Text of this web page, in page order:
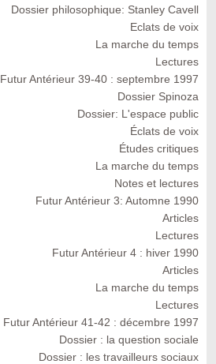
Dossier philosophique: Stanley Cavell
Eclats de voix
La marche du temps
Lectures
Futur Antérieur 39-40 : septembre 1997
Dossier Spinoza
Dossier: L'espace public
Éclats de voix
Études critiques
La marche du temps
Notes et lectures
Futur Antérieur 3: Automne 1990
Articles
Lectures
Futur Antérieur 4 : hiver 1990
Articles
La marche du temps
Lectures
Futur Antérieur 41-42 : décembre 1997
Dossier : la question sociale
Dossier : les travailleurs sociaux